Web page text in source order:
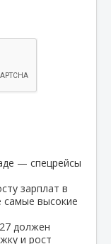
— спецрейсы
зарплат в
самые высокие
должен
и рост